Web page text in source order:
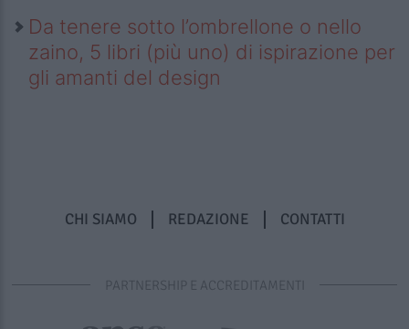
Da tenere sotto l’ombrellone o nello
zaino, 5 libri (più uno) di ispirazione per
gli amanti del design
CHI SIAMO REDAZIONE CONTATTI
PARTNERSHIP E ACCREDITAMENTI